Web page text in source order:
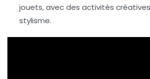
jouets, avec des activités
stylisme.